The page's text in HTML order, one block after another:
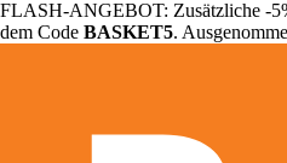
FLASH-ANGEBOT: Zusätzliche -
dem Code BASKET5.